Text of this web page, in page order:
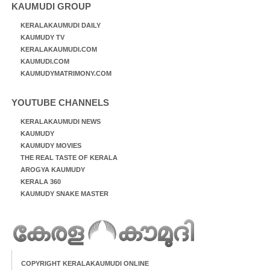
KAUMUDI GROUP
KERALAKAUMUDI DAILY
KAUMUDY TV
KERALAKAUMUDI.COM
KAUMUDI.COM
KAUMUDYMATRIMONY.COM
YOUTUBE CHANNELS
KERALAKAUMUDI NEWS
KAUMUDY
KAUMUDY MOVIES
THE REAL TASTE OF KERALA
AROGYA KAUMUDY
KERALA 360
KAUMUDY SNAKE MASTER
COPYRIGHT KERALAKAUMUDI ONLINE